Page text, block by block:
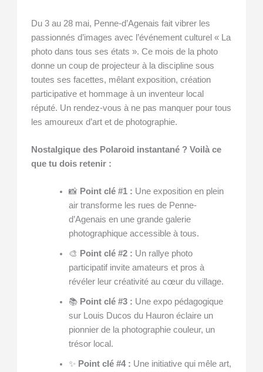
Du 3 au 28 mai, Penne-d’Agenais fait vibrer les
passionnés d’images avec l’événement culturel « La
photo dans tous ses états ». Ce mois de la photo
donne un coup de projecteur à la discipline sous
toutes ses facettes, mêlant exposition, création
participative et hommage à un inventeur local
réputé. Un rendez-vous à ne pas manquer pour tous
les amoureux d’art et de photographie.
Nostalgique des Polaroid instantané ? Voilà ce
que tu dois retenir :
📸 Point clé #1 : Une exposition en plein
air transforme les rues de Penne-
d’Agenais en une grande galerie
photographique accessible à tous.
🎨 Point clé #2 : Un rallye photo
participatif invite amateurs et pros à
révéler leur créativité au cœur du village.
📚 Point clé #3 : Une expo pédagogique
sur Louis Ducos du Hauron éclaire un
pionnier de la photographie couleur, un
trésor local.
✨ Point clé #4 : Une initiative qui mêle art,